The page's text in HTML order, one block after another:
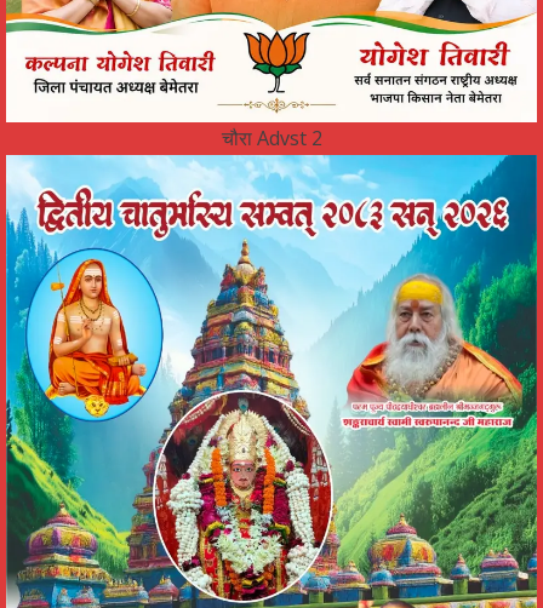
चौरा Advst 2